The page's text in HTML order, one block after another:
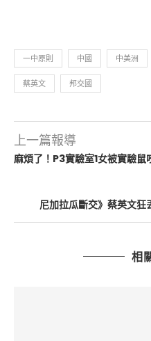
一中原則 中國 中美洲
蔡英文 邦交國
上一篇報導
麻煩了！P3實驗室1女被實驗
尼加拉瓜斷交》蔡英文狂
相